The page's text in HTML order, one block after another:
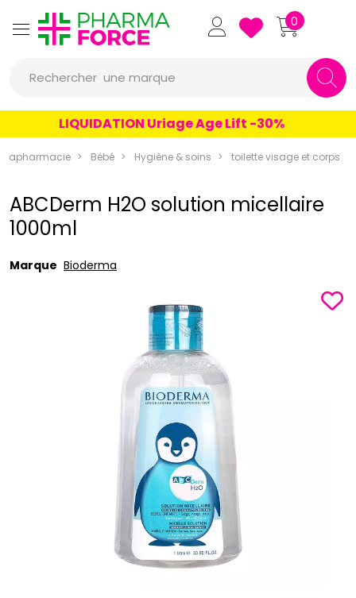
Pharmaforce Grande
0
Rechercher
un produit
une marque
LIQUIDATION Uriage Age Lift -30%
Bébé Hygiène & soins toilette visage et corps
ABCDerm H2O solution micellaire
1000ml
Marque Bioderma